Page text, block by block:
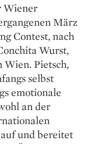
Wiener
März
Contest, nach
Wurst,
Wien. Pietsch,
selbst
emotionale
an der
und bereitet